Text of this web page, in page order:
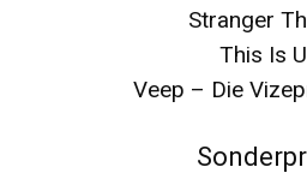
Stranger
This Is
Veep – Die